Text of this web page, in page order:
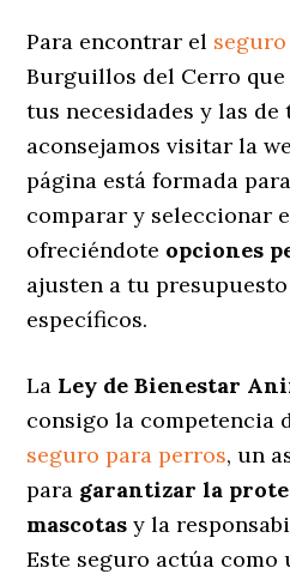
Para encontrar el
Burguillos del Cerro que
tus necesidades y las de
aconsejamos visitar la
página está formada
comparar y seleccionar
ofreciéndote opciones
ajusten a tu
específicos.
La Ley de Bienestar
consigo la competencia
seguro para perros, un
para garantizar la
mascotas y la
Este seguro actúa como